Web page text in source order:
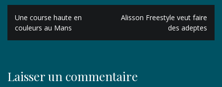
Navigation
de
l’article
Une course haute en
couleurs au Mans
Alisson Freestyle veut faire
des adeptes
Laisser un commentaire